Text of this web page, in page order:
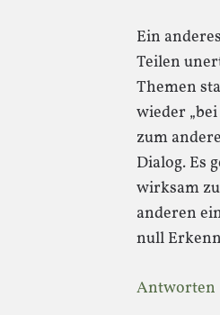
Ein
Teilen
Themen
wieder
zum
Dialog. Es
wirksam
anderen
null
Antworten